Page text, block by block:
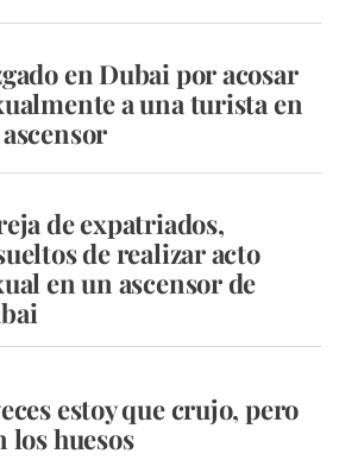
en Dubai por acosar
a una turista en
de expatriados,
de realizar acto
en un ascensor de
estoy que crujo, pero
los huesos